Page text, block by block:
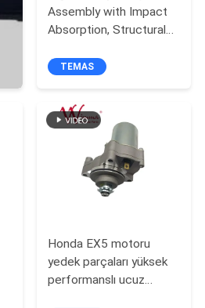
Assembly with Impact
Absorption, Structural
Component Protection
B316F271201-0512 /
5306100-DC15
TEMAS
Honda EX5 motoru
yedek parçaları yüksek
performanslı ucuz